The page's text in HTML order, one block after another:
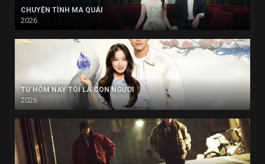
CHUYỆN TÌNH MA QUÁI
2026
TỪ HÔM NAY TÔI LÀ CON NGƯỜI
2026